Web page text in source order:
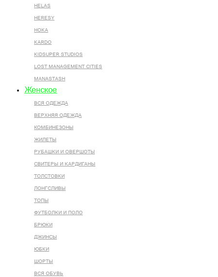
HELAS
HERESY
HOKA
KARDO
KIDSUPER STUDIOS
LOST MANAGEMENT CITIES
MANASTASH
Женское
ВСЯ ОДЕЖДА
ВЕРХНЯЯ ОДЕЖДА
КОМБИНЕЗОНЫ
ЖИЛЕТЫ
РУБАШКИ И ОВЕРШОТЫ
СВИТЕРЫ И КАРДИГАНЫ
ТОЛСТОВКИ
ЛОНГСЛИВЫ
ТОПЫ
ФУТБОЛКИ И ПОЛО
БРЮКИ
ДЖИНСЫ
ЮБКИ
ШОРТЫ
ВСЯ ОБУВЬ